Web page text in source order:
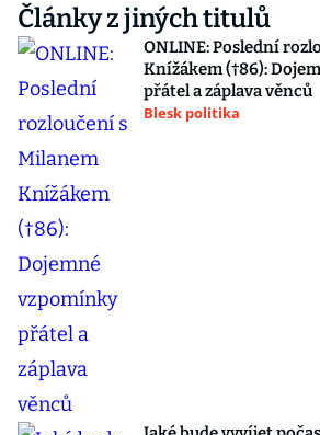
Články z jiných titulů
ONLINE: Poslední
Knížákem (†86):
přátel a záplava věnců
Blesk politika